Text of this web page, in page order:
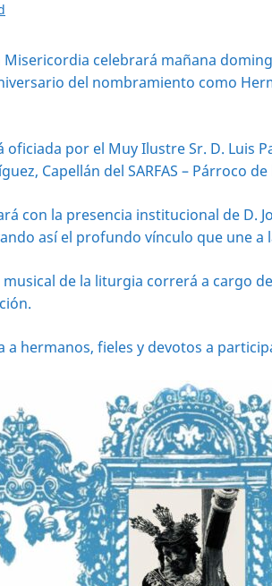
celebrará mañana
del nombramiento como
oficiada por el Muy Ilustre Sr. D. Luis
Capellán del SARFAS – Párroco
con la presencia institucional de D.
así el profundo vínculo que une a
de la liturgia correrá a cargo
a hermanos, fieles y devotos a